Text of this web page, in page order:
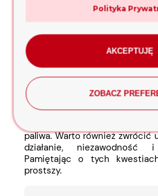
Jak wybrać
prądotwórczy?
Rozumienie indywidualnych
podjęcia właściwej decyzji.
odpowiednie
indywidualnych
poszukującegoagregatu
województwie łódzkim
paliwa. Warto również zwrócić
działanie, niezawodność
Pamiętając o tych
prostszy.
Polityka
AKCEPTUJĘ
ZOBACZ